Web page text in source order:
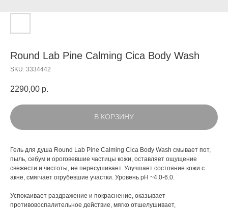
Round Lab Pine Calming Cica Body Wash
SKU: 3334442
2290,00 р.
В КОРЗИНУ
Гель для душа Round Lab Pine Calming Cica Body Wash смывает пот,
пыль, себум и ороговевшие частицы кожи, оставляет ощущение
свежести и чистоты, не пересушивает. Улучшает состояние кожи с
акне, смягчает огрубевшие участки. Уровень pH ~4.0-6.0.
Успокаивает раздражение и покраснение, оказывает
противовоспалительное действие, мягко отшелушивает,